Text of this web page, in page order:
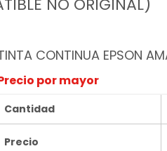
NO ORIGINAL)
CONTINUA EPSON
por mayor
Cantidad
Precio